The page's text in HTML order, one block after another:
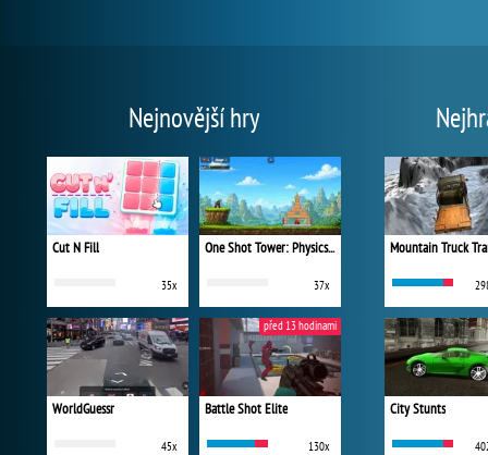
Nejnovější hry
Cut N Fill
35x
One Shot Tower: Physics Destroyer
37x
WorldGuessr
45x
Battle Shot Elite
130x
před 13 hodinami
Mountain Truck
City Stunts